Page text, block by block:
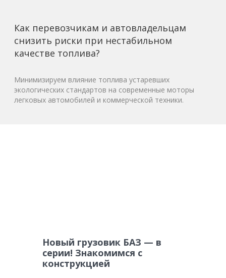
Как перевозчикам и автовладельцам
снизить риски при нестабильном
качестве топлива?
Минимизируем влияние топлива устаревших
экологических стандартов на современные моторы
легковых автомобилей и коммерческой техники.
Новый грузовик БАЗ — в
серии! Знакомимся с
конструкцией